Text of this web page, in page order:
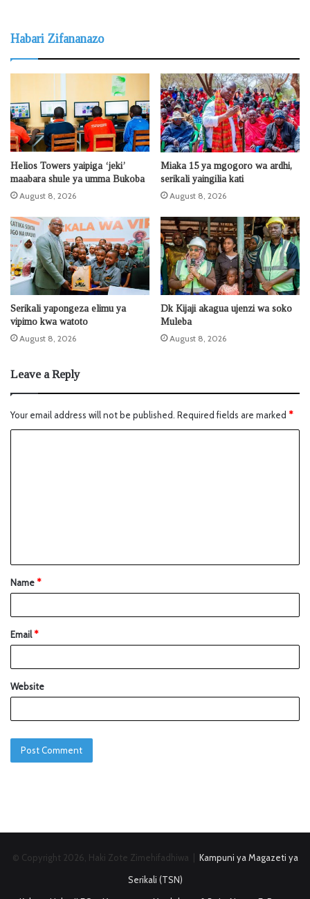
Habari Zifananazo
Helios Towers yaipiga ‘jeki’
maabara shule ya umma Bukoba
August 8, 2026
Miaka 15 ya mgogoro wa ardhi,
serikali yaingilia kati
August 8, 2026
Serikali yapongeza elimu ya
vipimo kwa watoto
August 8, 2026
Dk Kijaji akagua ujenzi wa soko
Muleba
August 8, 2026
Leave a Reply
Your email address will not be published. Required fields are marked *
Name*
Email*
Website
© Copyright 2026, Haki Zote Zimehifadhiwa | Kampuni ya Magazeti ya
Serikali (TSN)